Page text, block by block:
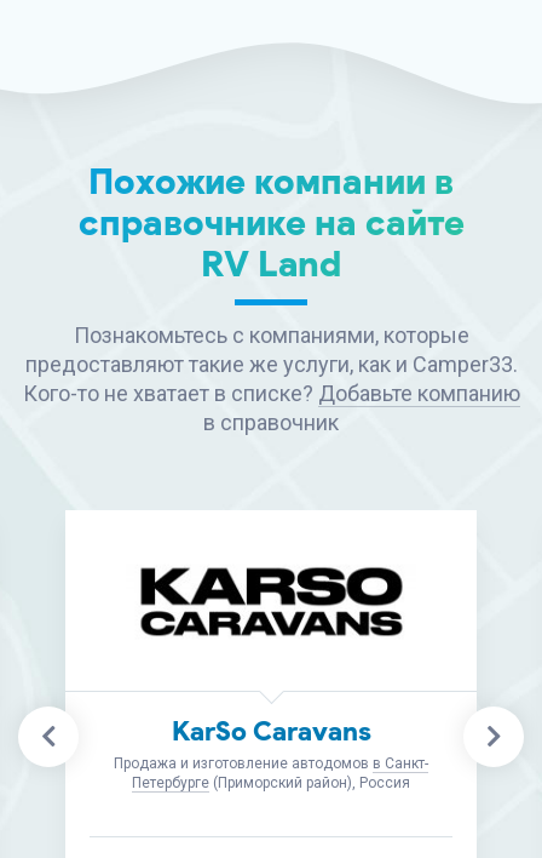
Похожие компании в
справочнике на сайте
RV Land
Познакомьтесь с компаниями, которые
предоставляют такие же услуги, как и Camper33.
Кого-то не хватает в списке? Добавьте компанию
в справочник
Framee
Запчасти и аксессуары и изготовление
комплектующих для автодомовв Москве(ст. м.